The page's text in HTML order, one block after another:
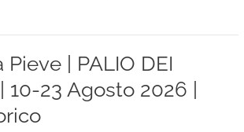
| PALIO DEI
10-23 Agosto 2026 |